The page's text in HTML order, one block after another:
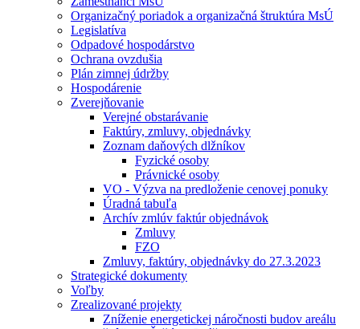
Organizačný poriadok a organizačná štruktúra MsÚ
Legislatíva
Odpadové hospodárstvo
Ochrana ovzdušia
Plán zimnej údržby
Hospodárenie
Zverejňovanie
Verejné obstarávanie
Faktúry, zmluvy, objednávky
Zoznam daňových dlžníkov
Fyzické osoby
Právnické osoby
VO - Výzva na predloženie cenovej ponuky
Úradná tabuľa
Archív zmlúv faktúr objednávok
Zmluvy
FZO
Zmluvy, faktúry, objednávky do 27.3.2023
Strategické dokumenty
Voľby
Zrealizované projekty
Zníženie energetickej náročnosti budov areálu